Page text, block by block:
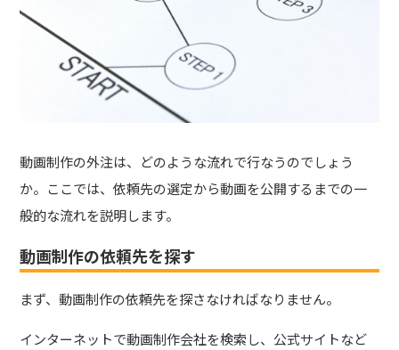
動画制作の外注は、どのような流れで行なうのでしょう
か。ここでは、依頼先の選定から動画を公開するまでの一
般的な流れを説明します。
動画制作の依頼先を探す
まず、動画制作の依頼先を探さなければなりません。
インターネットで動画制作会社を検索し、公式サイトなど